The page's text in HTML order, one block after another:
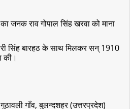
जनक राव गोपाल सिंह खरवा को माना
सिंह बारहठ के साथ मिलकर सन् 1910
की।
गाँव, बुलन्दशहर (उत्तरप्रदेश)